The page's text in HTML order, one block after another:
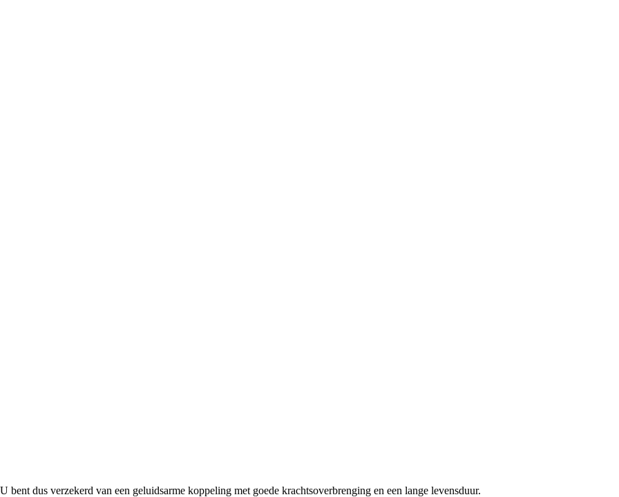
dus verzekerd van een geluidsarme koppeling met goede krachtsoverbrenging en een lange levensduur.